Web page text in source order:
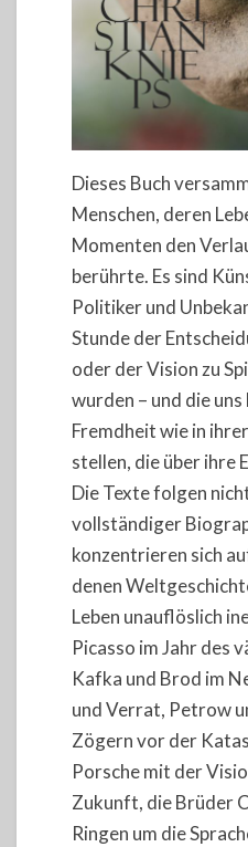
Dieses Buch
Menschen, deren
Momenten den
berührte. Es sind
Politiker und
Stunde der
oder der Vision zu
wurden – und die
Fremdheit wie in
stellen, die über ihre
Die Texte folgen
vollständiger
konzentrieren sich
denen
Leben unauflöslich
Picasso im Jahr des
Kafka und Brod im
und Verrat, Petrow
Zögern vor der
Porsche mit der
Zukunft, die Brüder
Ringen um die